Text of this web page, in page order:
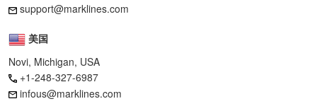
support@marklines.com
美国
Novi, Michigan, USA
+1-248-327-6987
infous@marklines.com